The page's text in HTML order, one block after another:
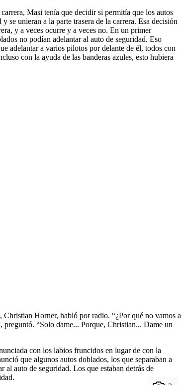
Masi tenía que decidir si permitía que los autos
se unieran a la parte trasera de la carrera. Esa decisión
y a veces ocurre y a veces no. En un primer
no podían adelantar al auto de seguridad. Eso
adelantar a varios pilotos por delante de él, todos con
con la ayuda de las banderas azules, esto hubiera
, Christian Horner, habló por radio. “¿Por qué no vamos a
preguntó. “Solo dame... Porque, Christian... Dame un
con los labios fruncidos en lugar de con la
que algunos autos doblados, los que separaban a
al auto de seguridad. Los que estaban detrás de